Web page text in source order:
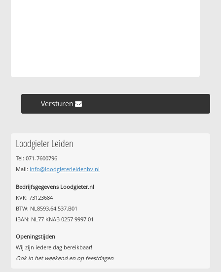
Versturen »
Loodgieter Leiden
Tel: 071-7600796
Mail: info@loodgieterleidenbv.nl
Bedrijfsgegevens Loodgieter.nl
KVK: 73123684
BTW: NL8593.64.537.B01
IBAN: NL77 KNAB 0257 9997 01
Openingstijden
Wij zijn iedere dag bereikbaar!
Ook in het weekend en op feestdagen